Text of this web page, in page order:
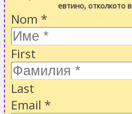
евтино, отколкото
Nom *
First
Last
Email *